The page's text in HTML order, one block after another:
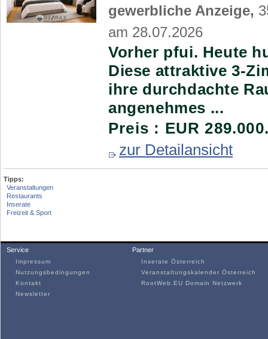
gewerbliche Anzeige,
am 28.07.2026
Vorher pfui. Heute
Diese attraktive 3-
ihre durchdachte
angenehmes ...
Preis : EUR
zur Detailansicht
Tipps:
Veranstaltungen
Restaurants
Inserate
Freizeit & Sport
Service
Impressum
Nutzungsbedingungen
Kontakt
Newsletter
Partner
Inserate Österreich
Veranstaltungskalender Österreich
RootWeb.EU Domain Netzwerk